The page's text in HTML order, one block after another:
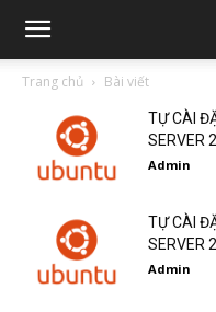
Trang chủ Bài viết
TỰ CÀI
SERVER
Admin
TỰ CÀI
SERVER
Admin